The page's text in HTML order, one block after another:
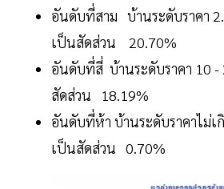
อันดับที่สาม บ้านระดับราคา
เป็นสัดส่วน 20.70%
อันดับที่สี่ บ้านระดับราคา 10
สัดส่วน 18.19%
อันดับที่ห้า บ้านระดับราคาไม่
เป็นสัดส่วน 0.70%